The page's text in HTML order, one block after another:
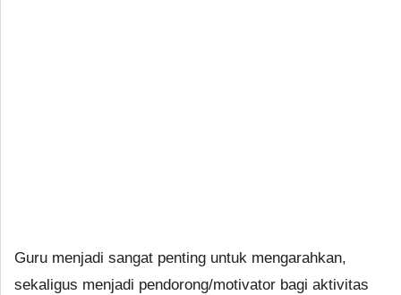
Guru menjadi sangat penting untuk mengarahkan,
sekaligus menjadi pendorong/motivator bagi aktivitas